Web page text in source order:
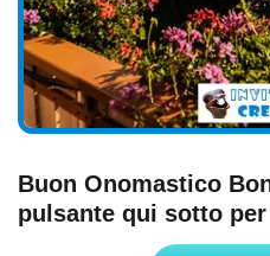
Buon Onomastico
pulsante qui sotto